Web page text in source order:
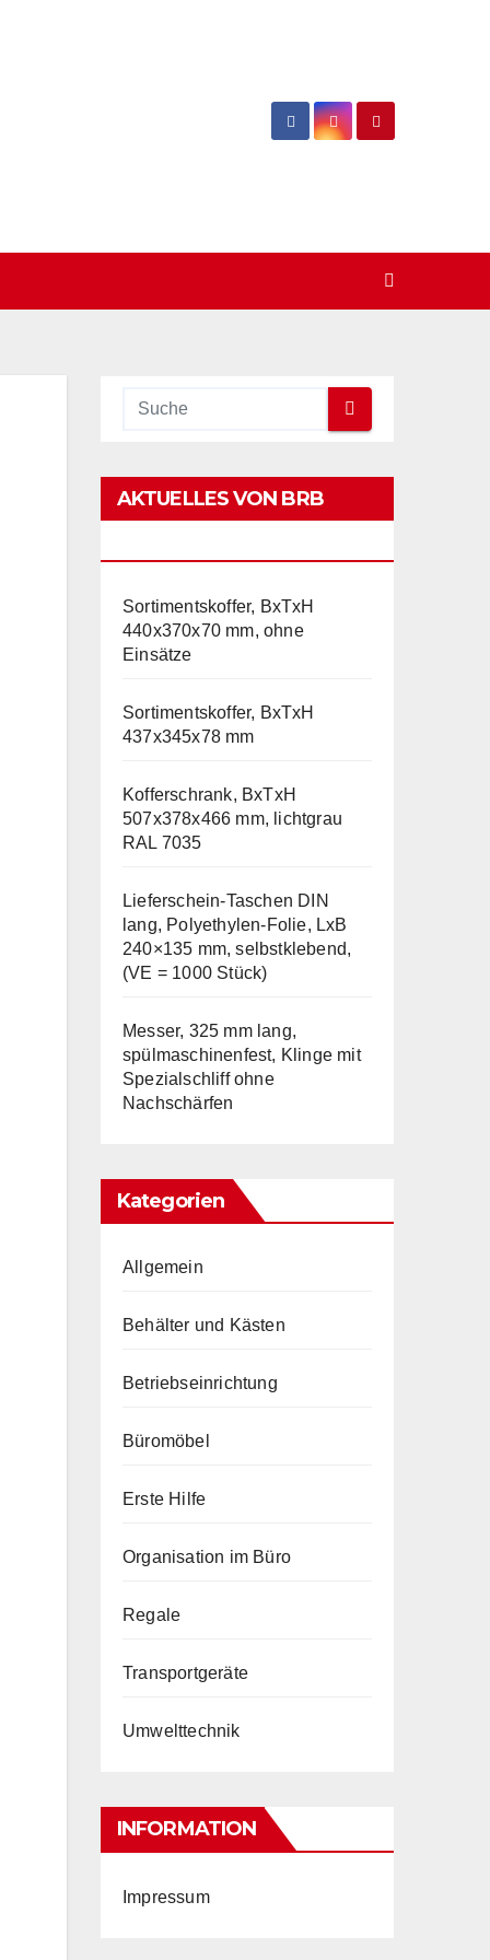
AKTUELLES VON BRB
Sortimentskoffer, BxTxH
440x370x70 mm, ohne
Einsätze
Sortimentskoffer, BxTxH
437x345x78 mm
Kofferschrank, BxTxH
507x378x466 mm, lichtgrau
RAL 7035
Lieferschein-Taschen DIN
lang, Polyethylen-Folie, LxB
240×135 mm, selbstklebend,
(VE = 1000 Stück)
Messer, 325 mm lang,
spülmaschinenfest, Klinge mit
Spezialschliff ohne
Nachschärfen
Kategorien
Allgemein
Behälter und Kästen
Betriebseinrichtung
Büromöbel
Erste Hilfe
Organisation im Büro
Regale
Transportgeräte
Umwelttechnik
INFORMATION
Impressum